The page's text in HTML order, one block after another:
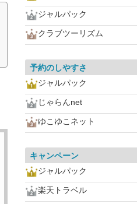
ジャルパック
クラブツーリズム
予約のしやすさ
ジャルパック
じゃらんnet
ゆこゆこネット
キャンペーン
ジャルパック
楽天トラベル